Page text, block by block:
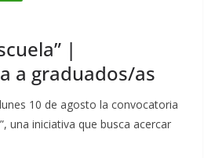
|
a graduados/as
10 de agosto la convocatoria
una iniciativa que busca acercar